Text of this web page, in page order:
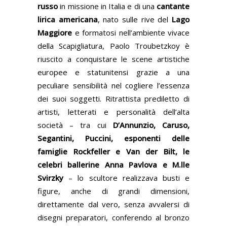
russoin missione in Italia e di una cantante
lirica americana, nato sulle rive del Lago
Maggiore e formatosi nell’ambiente vivace
della Scapigliatura, Paolo Troubetzkoy è
riuscito a conquistare le scene artistiche
europee e statunitensi grazie a una
peculiare sensibilità nel cogliere l’essenza
dei suoi soggetti. Ritrattista prediletto di
artisti, letterati e personalità dell’alta
società – tra cui D’Annunzio, Caruso,
Segantini, Puccini, esponenti delle
famiglie Rockfeller e Van der Bilt, le
celebri ballerine Anna Pavlova e M.lle
Svirzky – lo scultore realizzava busti e
figure, anche di grandi dimensioni,
direttamente dal vero, senza avvalersi di
disegni preparatori, conferendo al bronzo